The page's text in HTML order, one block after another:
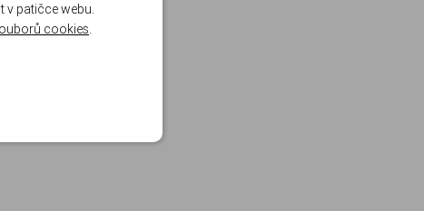
v patičce webu.
cookies.